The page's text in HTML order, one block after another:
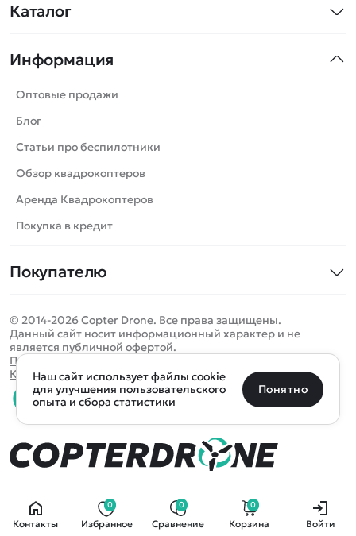
Каталог
Машинки
Танки
Вертолеты
Катера
Роботы
Самолеты
Сборные модели
Спецтехника
Игрушки
Запчасти для моделей
Бренды
Информация
Оптовые продажи
Блог
Статьи про беспилотники
Обзор квадрокоптеров
Аренда Квадрокоптеров
Покупка в кредит
Покупателю
Оплата и доставка
Помощь
Отследить заказ
Оплата на сайте
© 2014-2026 Copter Drone. Все права защищены.
Данный сайт носит информационный характер и не
является публичной офертой.
Политика конфиденциальности
Карта сайта
0 товаров Очистить
0 ₽ В корзину
Контакты
0
Избранное
0
Сравнение
0
Корзина Войти
Определить местоположение
Санкт-Петербург Москва Майкоп Уфа
Все подборки
Ещё более 300 населённых пунктов
Наш сайт использует файлы cookie
для улучшения пользовательского
опыта и сбора статистики
Понятно